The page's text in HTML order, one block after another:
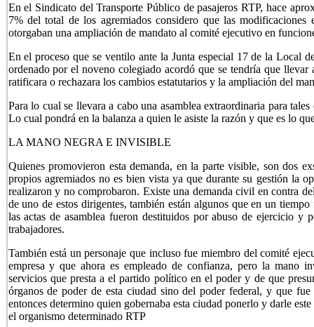
En el Sindicato del Transporte Público de pasajeros RTP, hace
7% del total de los agremiados considero que las modificaciones
otorgaban una ampliación de mandato al comité ejecutivo en
En el proceso que se ventilo ante la Junta especial 17 de la Local
ordenado por el noveno colegiado acordó que se tendría que llevar
ratificara o rechazara los cambios estatutarios y la ampliación del
Para lo cual se llevara a cabo una asamblea extraordinaria para
Lo cual pondrá en la balanza a quien le asiste la razón y que es lo
LA MANO NEGRA E INVISIBLE
Quienes promovieron esta demanda, en la parte visible, son dos
propios agremiados no es bien vista ya que durante su gestión la
realizaron y no comprobaron. Existe una demanda civil en contra
de uno de estos dirigentes, también están algunos que en un
las actas de asamblea fueron destituidos por abuso de ejercicio y
trabajadores.
También está un personaje que incluso fue miembro del comité
empresa y que ahora es empleado de confianza, pero la mano
servicios que presta a el partido político en el poder y de que
órganos de poder de esta ciudad sino del poder federal, y que
entonces determino quien gobernaba esta ciudad ponerlo y darle
el organismo determinado RTP